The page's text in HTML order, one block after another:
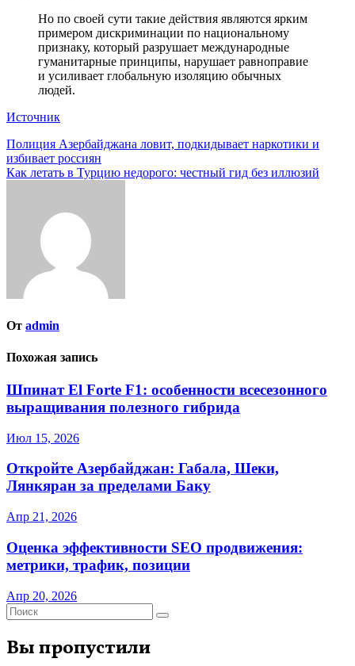
Но по своей сути такие действия являются ярким
примером дискриминации по национальному
признаку, который разрушает международные
гуманитарные принципы, нарушает равноправие
и усиливает глобальную изоляцию обычных
людей.
Источник
Навигация
по
Полиция Азербайджана ловит, подкидывает наркотики и
избивает россиян
Как летать в Турцию недорого: честный гид без иллюзий
От admin
Похожая запись
Шпинат El Forte F1: особенности всесезонного
выращивания полезного гибрида
Июл 15, 2026
Откройте Азербайджан: Габала, Шеки,
Лянкяран за пределами Баку
Апр 21, 2026
Оценка эффективности SEO продвижения:
метрики, трафик, позиции
Апр 20, 2026
Вы пропустили